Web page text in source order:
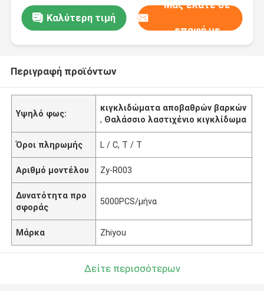
Καλύτερη τιμή
Μας ελάτε σε
επαφή με
Περιγραφή προϊόντων
Υψηλό φως:
κιγκλιδώματα αποβαθρών βαρκών
, Θαλάσσιο λαστιχένιο κιγκλίδωμα
Όροι πληρωμής L / C, T / T
Αριθμό μοντέλου Zy-R003
Δυνατότητα προ
σφοράς
5000PCS/μήνα
Μάρκα Zhiyou
Δείτε περισσότερων